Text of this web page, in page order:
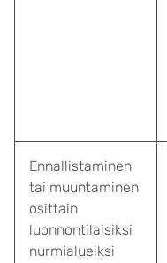
Ennallistaminen
tai muuntaminen
osittain
luonnontilaisiksi
nurmialueiksi